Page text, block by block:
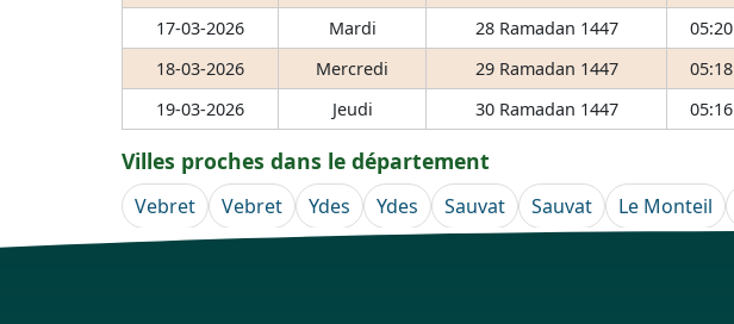
17-03-2026
Mardi 28 Ramadan 1447 05:20
18-03-2026
Mercredi 29 Ramadan 1447 05:18
19-03-2026
Jeudi 30 Ramadan 1447 05:16
Villes proches dans le département
Vebret Vebret Ydes Ydes Sauvat Sauvat Le Monteil